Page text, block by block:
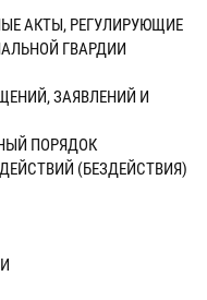
АКТЫ, РЕГУЛИРУЮЩИЕ
ГВАРДИИ
ЗАЯВЛЕНИЙ И
ПОРЯДОК
(БЕЗДЕЙСТВИЯ)